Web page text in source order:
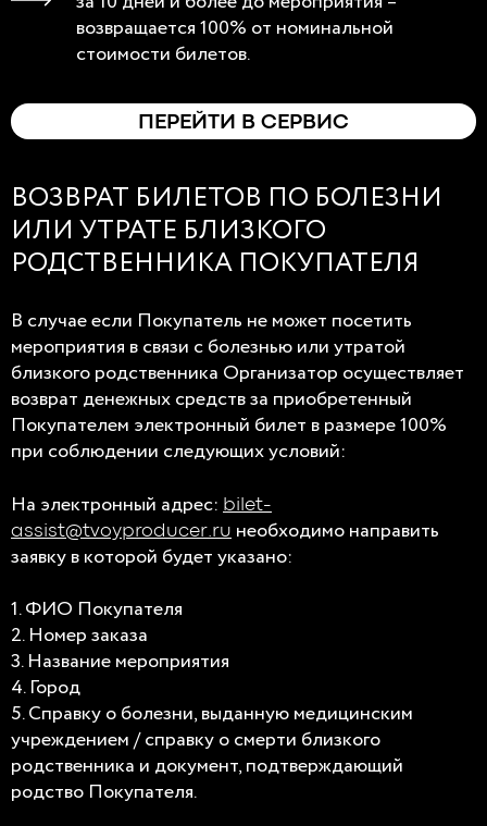
возвращается 100% от номинальной
стоимости билетов.
ПЕРЕЙТИ В СЕРВИС
ВОЗВРАТ БИЛЕТОВ ПО БОЛЕЗНИ
ИЛИ УТРАТЕ БЛИЗКОГО
РОДСТВЕННИКА ПОКУПАТЕЛЯ
В случае если Покупатель не может посетить
мероприятия в связи с болезнью или утратой
близкого родственника Организатор осуществляет
возврат денежных средств за приобретенный
Покупателем электронный билет в размере 100%
при соблюдении следующих условий:
На электронный адрес: bilet-
assist@tvoyproducer.ru необходимо направить
заявку в которой будет указано:
1. ФИО Покупателя
2. Номер заказа
3. Название мероприятия
4. Город
5. Справку о болезни, выданную медицинским
учреждением / справку о смерти близкого
родственника и документ, подтверждающий
родство Покупателя.